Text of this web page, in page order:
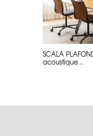
SCALA
acoustique...